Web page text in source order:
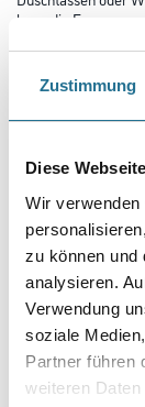
Zustimmung
Diese
Wir
zu können und
analysieren.
Verwendung
soziale
Partner führen
weiteren
- Silikon für
- Ideal für
- Abriebfest und
-
- Glanzgrad:
Gegebenenfalls
entfernen.
Kunststoffdüse